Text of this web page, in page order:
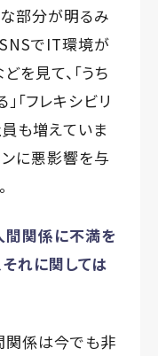
部分が明るみ
SNSでIT環境が
を見て、「うち
「フレキシビリ
も増えていま
に悪影響を与
関係に不満を
れに関しては
関係は今でも非